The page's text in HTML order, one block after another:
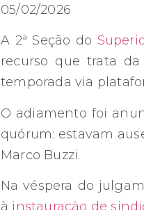
05/02/2026
A 2ª Seção do
recurso que trata
temporada via
O adiamento foi
quórum: estavam
Marco Buzzi.
Na véspera do
à instauração de